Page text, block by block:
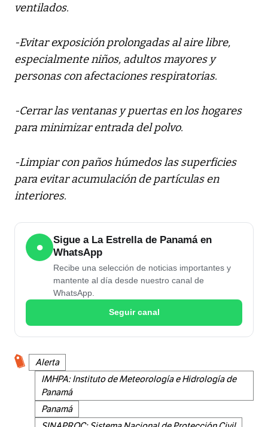
ventilados.
-Evitar exposición prolongadas al aire libre,
especialmente niños, adultos mayores y
personas con afectaciones respiratorias.
-Cerrar las ventanas y puertas en los hogares
para minimizar entrada del polvo.
-Limpiar con paños húmedos las superficies
para evitar acumulación de partículas en
interiores.
●
Sigue a La Estrella de Panamá en
WhatsApp
Recibe una selección de noticias importantes y
mantente al día desde nuestro canal de
WhatsApp.
Seguir canal
Alerta
IMHPA: Instituto de Meteorología e Hidrología de
Panamá
Panamá